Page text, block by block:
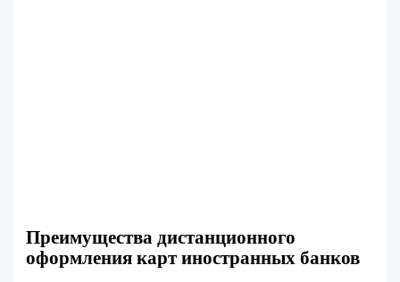
Преимущества дистанционного
оформления карт иностранных банков